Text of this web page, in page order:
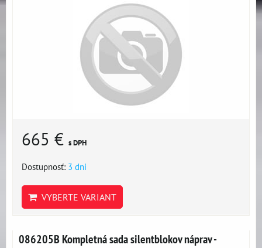
665 € s DPH
Dostupnosť: 3 dni
VYBERTE VARIANT
086205B Kompletná sada silentblokov náprav -